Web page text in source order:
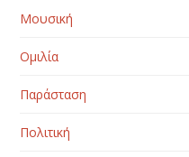
Μουσική
Ομιλία
Παράσταση
Πολιτική